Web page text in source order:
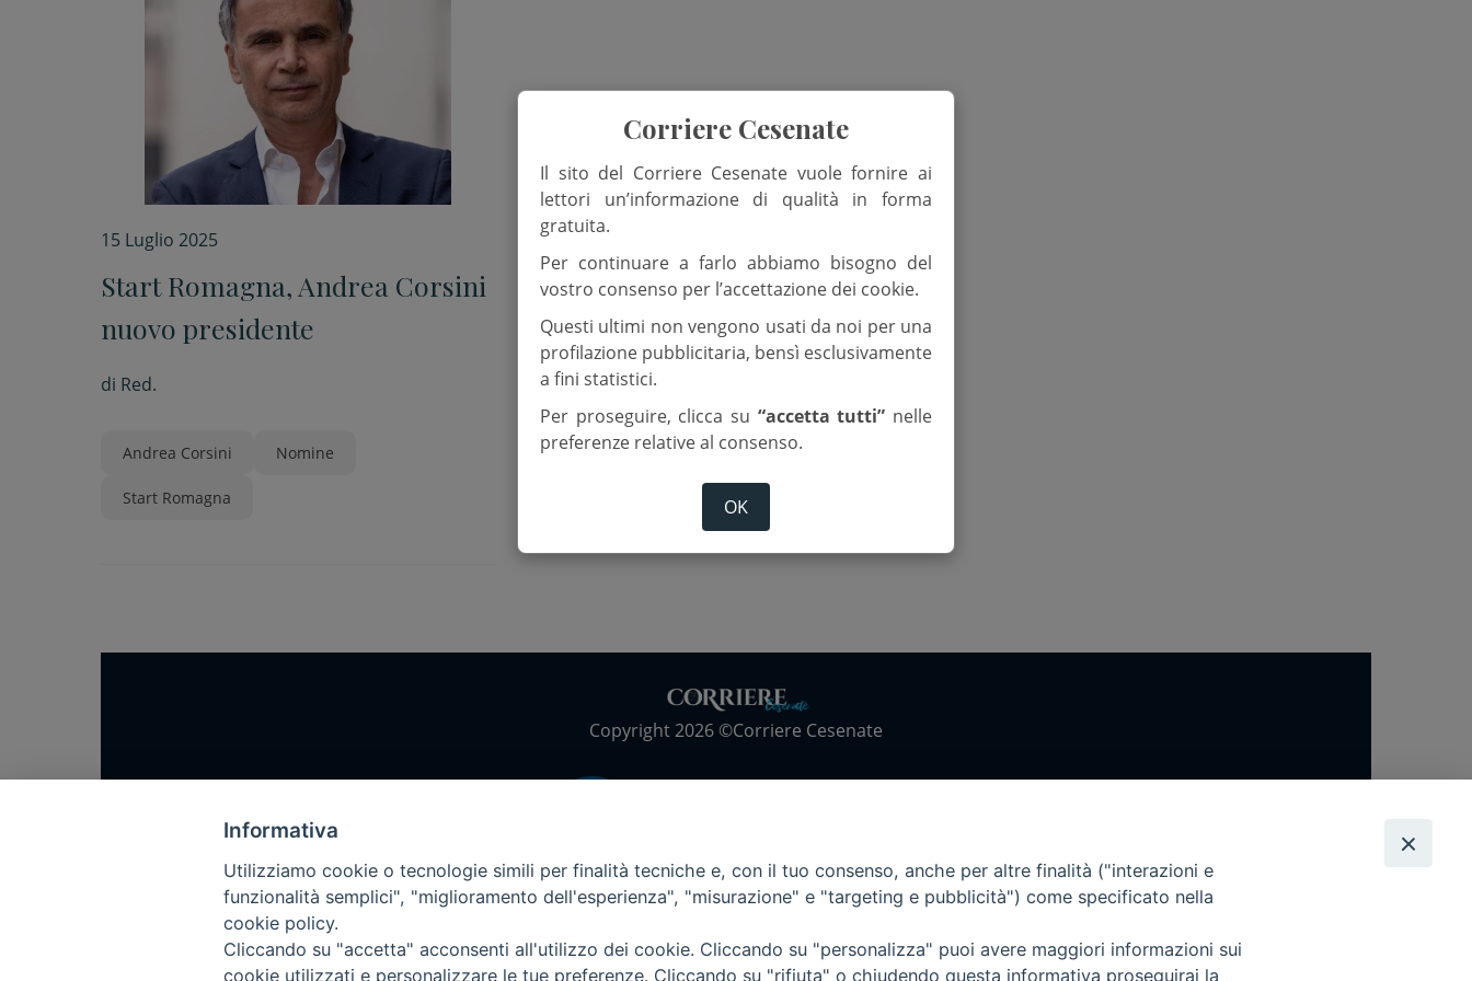
15 Luglio 2025
Start Romagna, Andrea Corsini
nuovo presidente
di Red.
Andrea Corsini Nomine
Start Romagna
Copyright 2026 ©Corriere Cesenate
Come abbonarsi
Corriere Cesenate
Il sito del Corriere Cesenate vuole fornire ai
lettori un’informazione di qualità in forma
gratuita.
Per continuare a farlo abbiamo bisogno del
vostro consenso per l’accettazione dei cookie.
Questi ultimi non vengono usati da noi per una
profilazione pubblicitaria, bensì esclusivamente
a fini statistici.
Per proseguire, clicca su “accetta tutti” nelle
preferenze relative al consenso.
OK
Informativa
Utilizziamo cookie o tecnologie simili per finalità tecniche e, con il tuo consenso, anche per altre finalità ("interazioni e
funzionalità semplici", "miglioramento dell'esperienza", "misurazione" e "targeting e pubblicità") come specificato nella
cookie policy.
Cliccando su "accetta" acconsenti all'utilizzo dei cookie. Cliccando su "personalizza" puoi avere maggiori informazioni sui
cookie utilizzati e personalizzare le tue preferenze. Cliccando su "rifiuta" o chiudendo questa informativa proseguirai la